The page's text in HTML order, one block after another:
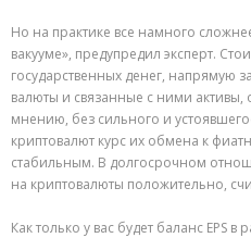
Но на практике все намного
вакууме», предупредил эксперт.
государственных денег, напрямую
валюты и связанные с ними
мнению, без сильного и
криптовалют курс их обмена к
стабильным. В долгосрочном
на криптовалюты положительно,
Как только у вас будет баланс EPS